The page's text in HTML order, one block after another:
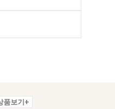
품보기+